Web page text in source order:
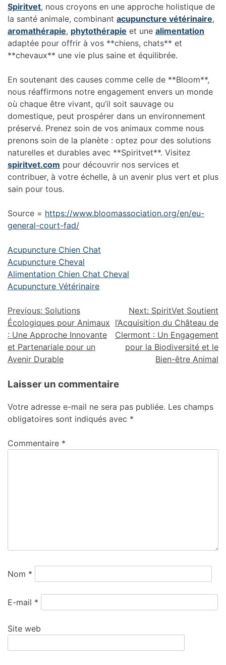
Spiritvet, nous croyons en une approche holistique de
la santé animale, combinant acupuncture vétérinaire,
aromathérapie, phytothérapie et une alimentation
adaptée pour offrir à vos **chiens, chats** et
**chevaux** une vie plus saine et équilibrée.
En soutenant des causes comme celle de **Bloom**,
nous réaffirmons notre engagement envers un monde
où chaque être vivant, qu’il soit sauvage ou
domestique, peut prospérer dans un environnement
préservé. Prenez soin de vos animaux comme nous
prenons soin de la planète : optez pour des solutions
naturelles et durables avec **Spiritvet**. Visitez
spiritvet.com pour découvrir nos services et
contribuer, à votre échelle, à un avenir plus vert et plus
sain pour tous.
Source = https://www.bloomassociation.org/en/eu-
general-court-fad/
Acupuncture Chien Chat
Acupuncture Cheval
Alimentation Chien Chat Cheval
Acupuncture Vétérinaire
Previous: Solutions
Écologiques pour Animaux
: Une Approche Innovante
et Partenariale pour un
Avenir Durable
Next: SpiritVet Soutient
l’Acquisition du Château de
Clermont : Un Engagement
pour la Biodiversité et le
Bien-être Animal
Laisser un commentaire
Votre adresse e-mail ne sera pas publiée. Les champs
obligatoires sont indiqués avec *
Commentaire *
Nom *
E-mail *
Site web